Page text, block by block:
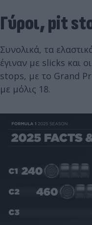
Γύροι, pit
Συνολικά, τα
έγιναν με slicks και
stops, με το Grand
με μόλις 18.